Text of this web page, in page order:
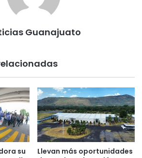
Guanajuato
su
Llevan más oportunidades